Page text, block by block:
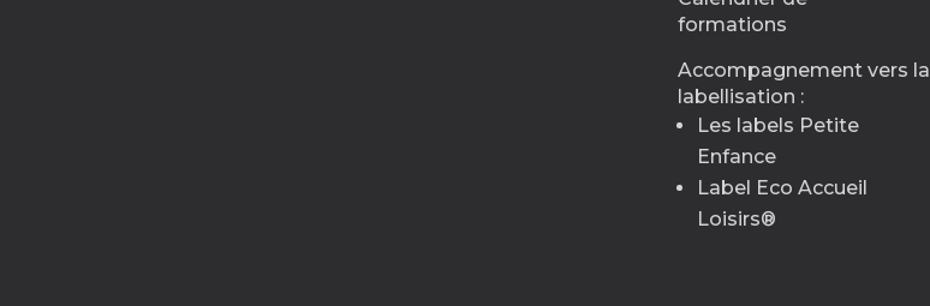
formations
Accompagnement vers la
labellisation :
Les labels Petite
Enfance
Label Eco Accueil
Loisirs®